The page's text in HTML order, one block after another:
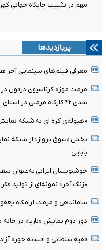
مهم در تثبیت جایگاه جهانی
پربازدیدها
معرفی فیلم‌های سینمایی آخر
مرمت موزه کرناسیون دزفول
شدن ۴۲ کارگاه مرمتی در استان
«هیولا»ی کره ای به شبکه
پخش «شوق پرواز» از شبکه
بابایی
خوشنویسان ایرانی به‌عنوان
«زنگ آخر» نمونه‌ای از تولید
ساماندهی و مرمت آرامگاه
دور دوم نمایش «ناریا» در خانه
فقیه سلطانی و افسانه چهره